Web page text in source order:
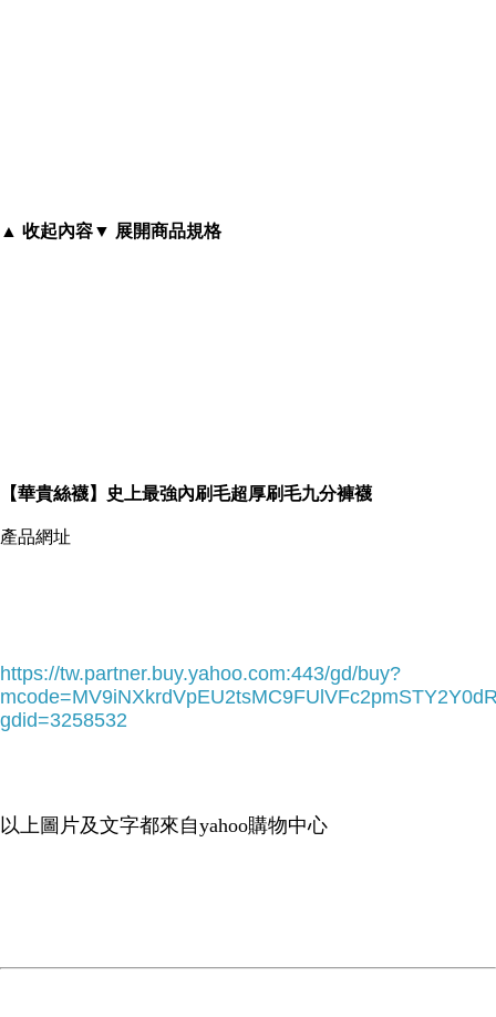
▲ 收起內容▼ 展開商品規格
【華貴絲襪】史上最強內刷毛超厚刷毛九分褲襪
產品網址
https://tw.partner.buy.yahoo.com:443/gd/buy?
gdid=3258532
以上圖片及文字都來自yahoo購物中心